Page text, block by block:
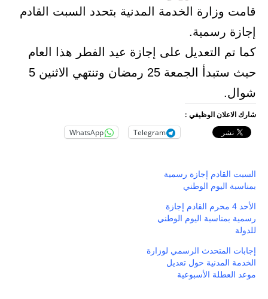
قامت وزارة الخدمة المدنية بتحدد السبت القادم
إجازة رسمية.
كما تم التعديل على إجازة عيد الفطر هذا العام
حيث ستبدأ الجمعة 25 رمضان وتنتهي الاثنين 5
شوال.
شارك الاعلان الوظيفي :
Telegram
WhatsApp
السبت القادم إجازة رسمية
بمناسبة اليوم الوطني
الأحد 4 محرم القادم إجازة
رسمية بمناسبة اليوم الوطني
للدولة
إجابات المتحدث الرسمي لوزارة
الخدمة المدنية حول تعديل
موعد العطلة الأسبوعية